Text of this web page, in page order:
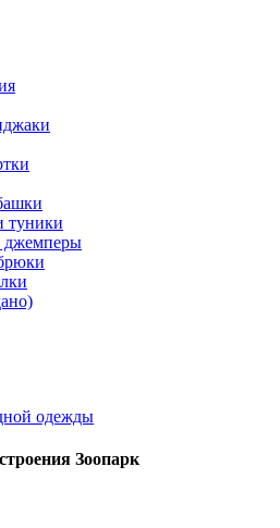
туники
джемперы
Зоопарк